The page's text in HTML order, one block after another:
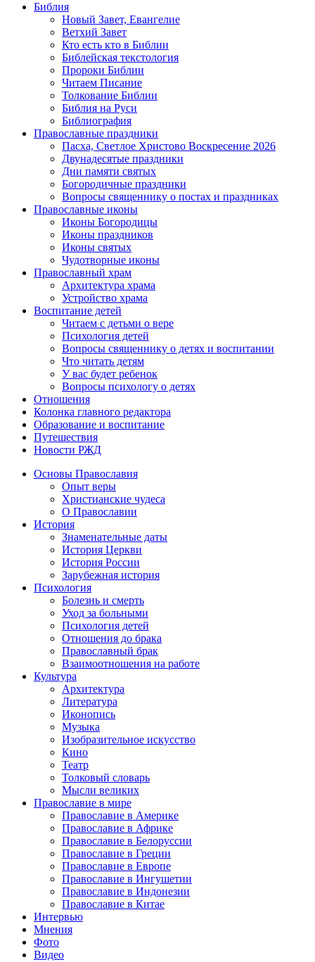
Библия
Новый Завет, Евангелие
Ветхий Завет
Кто есть кто в Библии
Библейская текстология
Пророки Библии
Читаем Писание
Толкование Библии
Библия на Руси
Библиография
Православные праздники
Пасха, Светлое Христово Воскресение 2026
Двунадесятые праздники
Дни памяти святых
Богородичные праздники
Вопросы священнику о постах и праздниках
Православные иконы
Иконы Богородицы
Иконы праздников
Иконы святых
Чудотворные иконы
Православный храм
Архитектура храма
Устройство храма
Воспитание детей
Читаем с детьми о вере
Психология детей
Вопросы священнику о детях и воспитании
Что читать детям
У вас будет ребенок
Вопросы психологу о детях
Отношения
Колонка главного редактора
Образование и воспитание
Путешествия
Новости РЖД
Основы Православия
Опыт веры
Христианские чудеса
О Православии
История
Знаменательные даты
История Церкви
История России
Зарубежная история
Психология
Болезнь и смерть
Уход за больными
Психология детей
Отношения до брака
Православный брак
Взаимоотношения на работе
Культура
Архитектура
Литература
Иконопись
Музыка
Изобразительное искусство
Кино
Театр
Толковый словарь
Мысли великих
Православие в мире
Православие в Америке
Православие в Африке
Православие в Белоруссии
Православие в Греции
Православие в Европе
Православие в Ингушетии
Православие в Индонезии
Православие в Китае
Интервью
Мнения
Фото
Видео